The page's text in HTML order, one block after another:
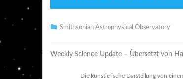
Smithsonian Astrophysical Observatory
Weekly Science Update – Übersetzt von
Die künstlerische Darstellung von